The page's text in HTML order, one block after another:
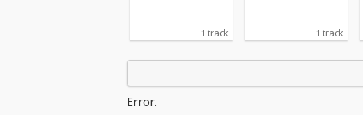
1 track 1 track
Error.